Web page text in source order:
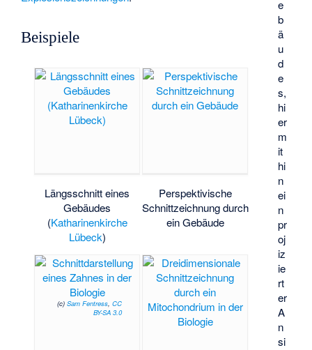
e
b
ä
u
d
e
s,
hi
er
m
it
hi
n
ei
n
pr
oj
iz
ie
rt
er
A
n
si
Beispiele
Längsschnitt eines
Gebäudes
(Katharinenkirche
Lübeck)
Perspektivische
Schnittzeichnung durch
ein Gebäude
(c) Sam Fentress, CC
BY-SA 3.0